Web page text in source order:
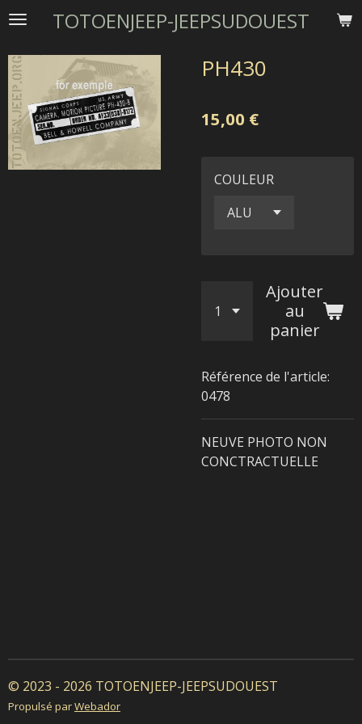
Passer
contenu
principal
TOTOENJEEP-JEEPSUDOUEST
PH430
15,00 €
COULEUR
Ajouter
au
panier
Référence de l'article:
0478
NEUVE PHOTO NON
CONCTRACTUELLE
© 2023 - 2026 TOTOENJEEP-JEEPSUDOUEST
Propulsé parWebador